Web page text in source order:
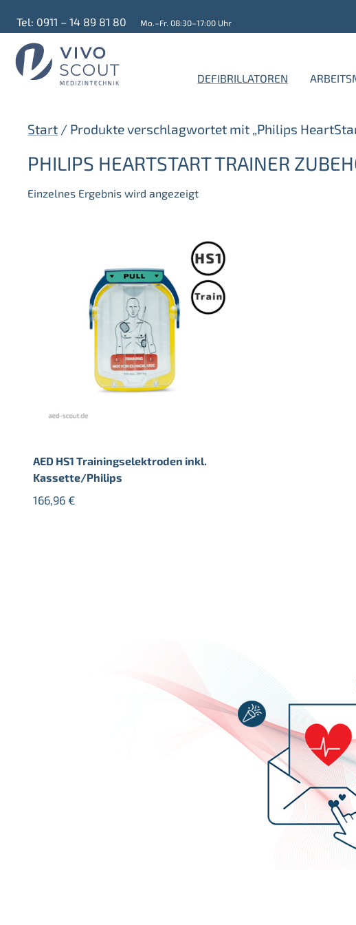
Inhalt
springen
Tel: 0911 – 14 89 81 80 Mo.–Fr. 08:30–17:00 Uhr
DEFIBRILLATOREN
Start / Produkte verschlagwortet mit „Philips
PHILIPS HEARTSTART TRAINER
Einzelnes Ergebnis wird angezeigt
AED HS1 Trainingselektroden inkl.
Kassette/Philips
166,96 €